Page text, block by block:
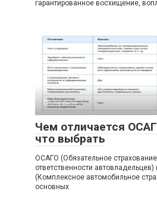
гарантированное восхищение,
Полезное
Чем отличается
что выбрать
ОСАГО (Обязательное
ответственности
(Комплексное автомобильное
основных